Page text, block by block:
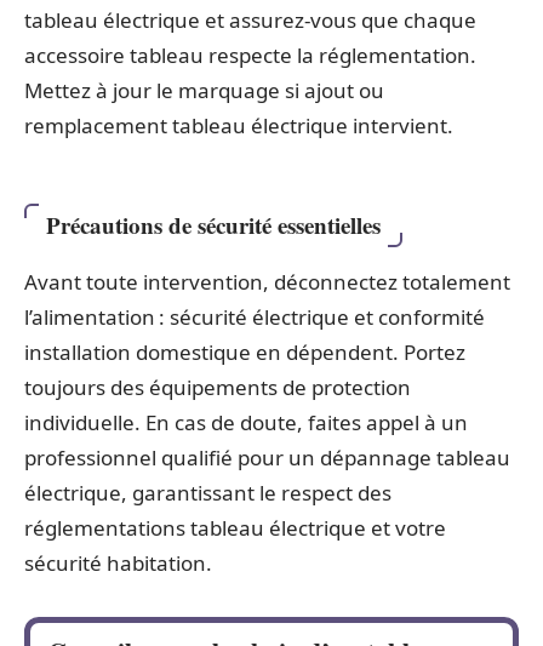
tableau électrique et assurez-vous que chaque
accessoire tableau respecte la réglementation.
Mettez à jour le marquage si ajout ou
remplacement tableau électrique intervient.
Précautions de sécurité essentielles
Avant toute intervention, déconnectez totalement
l’alimentation : sécurité électrique et conformité
installation domestique en dépendent. Portez
toujours des équipements de protection
individuelle. En cas de doute, faites appel à un
professionnel qualifié pour un dépannage tableau
électrique, garantissant le respect des
réglementations tableau électrique et votre
sécurité habitation.